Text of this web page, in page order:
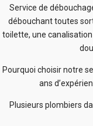
Service de
débouchant toutes
toilette, une
Pourquoi choisir notre
ans
Plusieurs plombiers